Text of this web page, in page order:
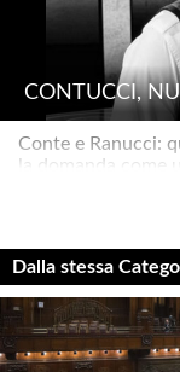
CONTUCCI,
Conte e Ranucci:
la domanda come
Dalla stessa